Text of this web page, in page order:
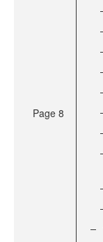
Page 8